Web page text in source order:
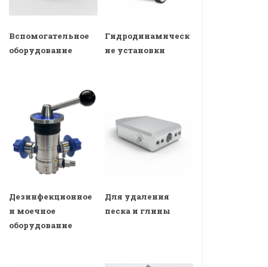
Вспомогательное
оборудование
Гидродинамическ
ие установки
Дезинфекционное
и моечное
оборудование
Для удаления
песка и глины